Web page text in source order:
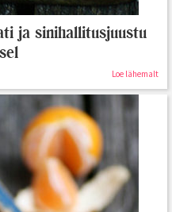
ja sinihallitusjuustu
Loe lähemalt